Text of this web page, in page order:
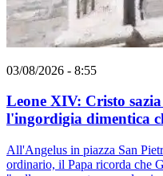
03/08/2026 - 8:55
Leone XIV: Cristo
l'ingordigia dimentica
All'Angelus in piazza San
ordinario, il Papa ricorda che